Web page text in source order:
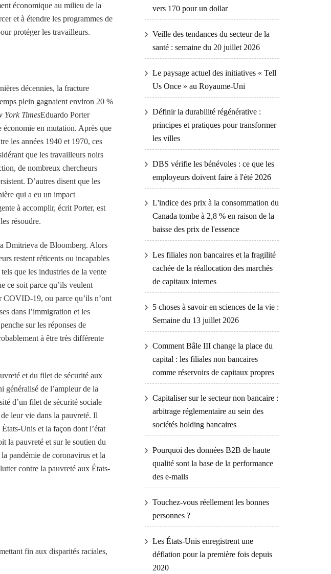
économique au milieu de la
et à étendre les programmes de
protéger les travailleurs.
décennies, la fracture
plein gagnaient environ 20 %
York TimesEduardo Porter
économie en mutation. Après que
les années 1940 et 1970, ces
que les travailleurs noirs
de nombreux chercheurs
D’autres disent que les
qui a eu un impact
à accomplir, écrit Porter, est
résoudre.
Dmitrieva de Bloomberg. Alors
restent réticents ou incapables
que les industries de la vente
ce soit parce qu’ils veulent
COVID-19, ou parce qu’ils n’ont
dans l’immigration et les
sur les réponses de
à être très différente
et du filet de sécurité aux
généralisé de l’ampleur de la
d’un filet de sécurité sociale
leur vie dans la pauvreté. Il
Unis et la façon dont l’état
la pauvreté et sur le soutien du
pandémie de coronavirus et la
contre la pauvreté aux États-
fin aux disparités raciales,
vers 170 pour un dollar
Veille des tendances du secteur de la
santé : semaine du 20 juillet 2026
Le paysage actuel des initiatives « Tell
Us Once » au Royaume-Uni
Définir la durabilité régénérative :
principes et pratiques pour transformer
les villes
DBS vérifie les bénévoles : ce que les
employeurs doivent faire à l'été 2026
L'indice des prix à la consommation du
Canada tombe à 2,8 % en raison de la
baisse des prix de l'essence
Les filiales non bancaires et la fragilité
cachée de la réallocation des marchés
de capitaux internes
5 choses à savoir en sciences de la vie :
Semaine du 13 juillet 2026
Comment Bâle III change la place du
capital : les filiales non bancaires
comme réservoirs de capitaux propres
Capitaliser sur le secteur non bancaire :
arbitrage réglementaire au sein des
sociétés holding bancaires
Pourquoi des données B2B de haute
qualité sont la base de la performance
des e-mails
Touchez-vous réellement les bonnes
personnes ?
Les États-Unis enregistrent une
déflation pour la première fois depuis
2020